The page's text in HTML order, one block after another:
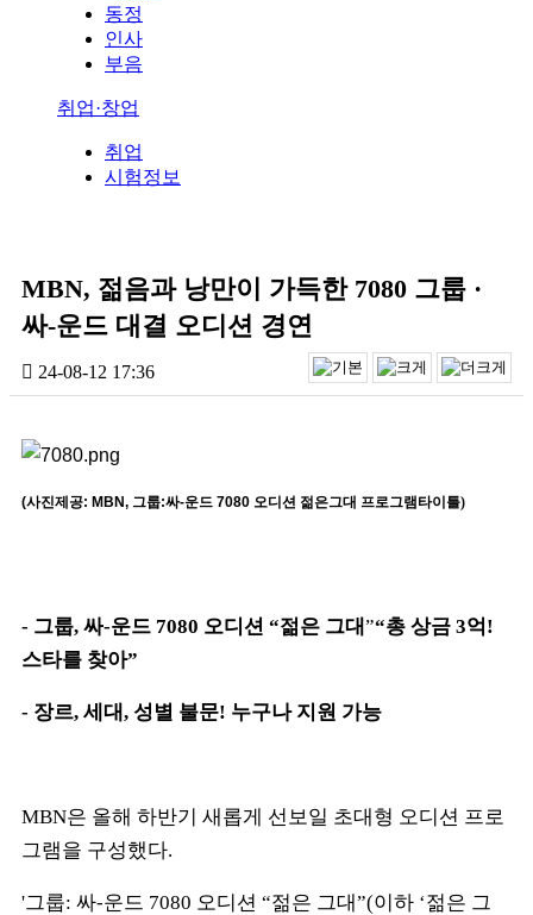
동정
인사
부음
취업·창업
취업
시험정보
MBN, 젊음과 낭만이 가득한 7080 그룹 ·
싸-운드 대결 오디션 경연
24-08-12 17:36
(사진제공: MBN, 그룹:싸-운드 7080 오디션 젊은그대 프로그램타이틀)
- 그룹, 싸-운드 7080 오디션 “젊은 그대”“총 상금 3억 !
스타를 찾아”
- 장르, 세대, 성별 불문! 누구나 지원 가능
MBN은 올해 하반기 새롭게 선보일 초대형 오디션 프로
그램을 구성했다.
'그룹: 싸-운드 7080 오디션 “젊은 그대”(이하 ‘젊은 그